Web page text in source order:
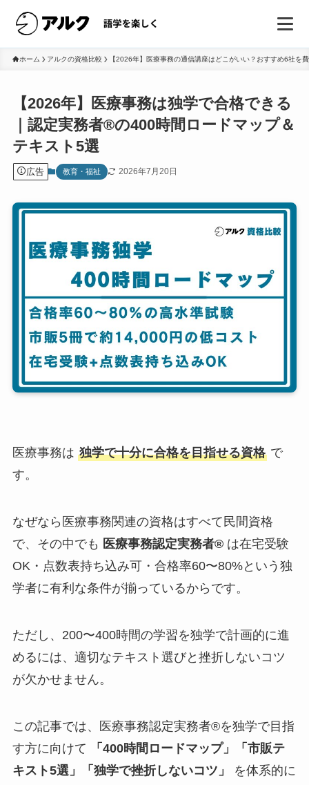
ホーム アルクの資格比較 【2026年】医療事務の通信講座はどこがいい？おすすめ6社を
【2026年】医療事務は独学で合格できる
｜認定実務者®の400時間ロードマップ＆
テキスト5選
広告 教育・福祉 2026年7月20日
医療事務は 独学で十分に合格を目指せる資格で
す。
なぜなら医療事務関連の資格はすべて民間資格
で、その中でも 医療事務認定実務者®は在宅受験
OK・点数表持ち込み可・合格率60〜80%という独
学者に有利な条件が揃っているからです。
ただし、200〜400時間の学習を独学で計画的に進
めるには、適切なテキスト選びと挫折しないコツ
が欠かせません。
この記事では、医療事務認定実務者®を独学で目指
す方に向けて
「400時間ロードマップ」「市販テ
キスト5選」「独学で挫折しないコツ」
を体系的に